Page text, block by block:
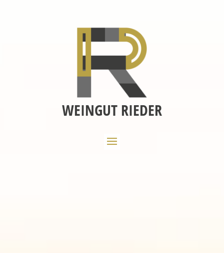
WEINGUT RIEDER